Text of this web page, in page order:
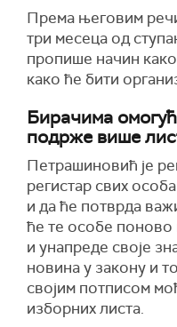
Према његовим
три месеца од
пропише начин
како ће бити
Бирачима
подрже више
Петрашиновић је
регистар свих
и да ће потврда
ће те особе поново
и унапреде своје
новина у закону и
својим потписом
изборних листа.